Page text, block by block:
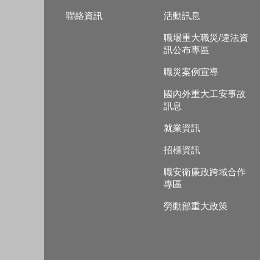
聯絡資訊 活動訊息
職場重大職災/違法資
訊公布專區
職災案例宣導
國內外重大工安事故
訊息
就業資訊
招標資訊
職安衛廉政跨域合作
專區
勞動部重大政策